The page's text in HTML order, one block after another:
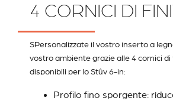
4 CORNICI DI
SPersonalizzate il vostro inserto a
vostro ambiente grazie alle 4 cornici
disponibili per lo Stûv 6-in:
Profilo fino sporgente: